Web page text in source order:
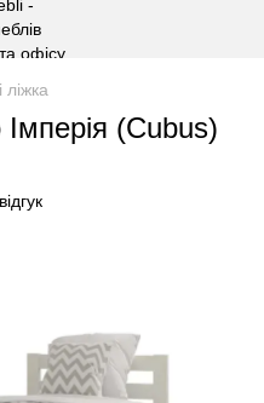
(Cubus)